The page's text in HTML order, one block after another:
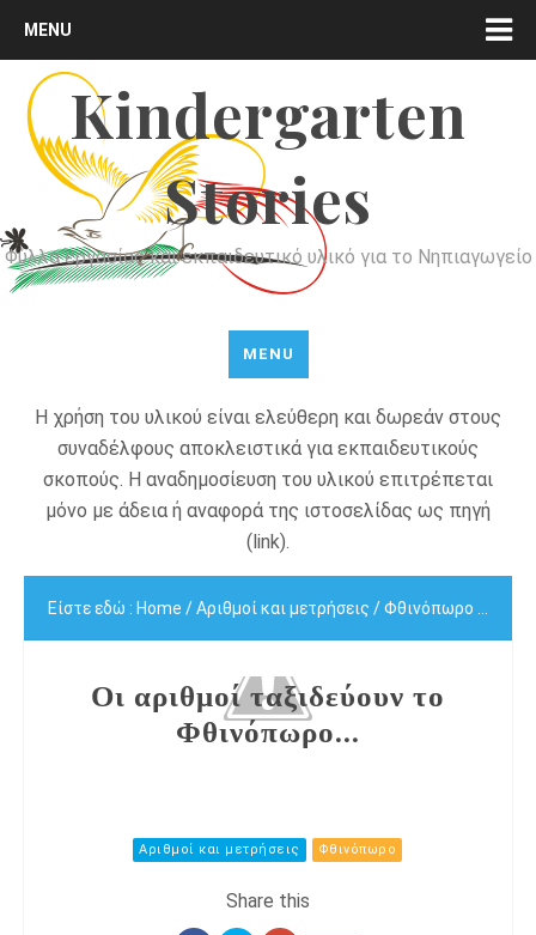
MENU
Kindergarten
Stories
Φύλλα εργασίας και εκπαιδευτικό υλικό για το Νηπιαγωγείο
MENU
Η χρήση του υλικού είναι ελεύθερη και δωρεάν στους
συναδέλφους αποκλειστικά για εκπαιδευτικούς
σκοπούς. Η αναδημοσίευση του υλικού επιτρέπεται
μόνο με άδεια ή αναφορά της ιστοσελίδας ως πηγή
(link).
Είστε εδώ : Home /Αριθμοί και μετρήσεις /Φθινόπωρο
Οι αριθμοί ταξιδεύουν το
Φθινόπωρο...
Αριθμοί και μετρήσεις Φθινόπωρο